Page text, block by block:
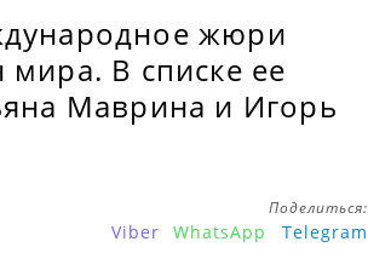
жюри
мира. В списке ее
Маврина и Игорь
Поделиться:
Viber WhatsApp Telegram